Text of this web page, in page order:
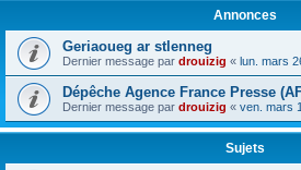
Annonces
Geriaoueg ar stlenneg
Dernier message par drouizig « lun. mars
Dépêche Agence France Presse
Dernier message par drouizig « ven. mars
Sujets